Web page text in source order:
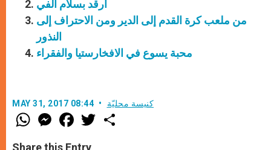
ارقد بسلام ألفي
من ملعب كرة القدم إلى الدير ومن الاحتراف إلى
النذور
محبة يسوع في الافخارستيا والفقراء
MAY 31, 2017 08:44 كنيسة محليّة
W
h
t
M
e
s
F
a
e
w
Share this Entry